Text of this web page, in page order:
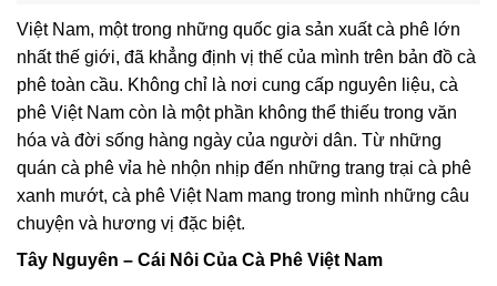
Việt Nam, một trong những quốc gia sản xuất cà phê lớn
nhất thế giới, đã khẳng định vị thế của mình trên bản đồ cà
phê toàn cầu. Không chỉ là nơi cung cấp nguyên liệu, cà
phê Việt Nam còn là một phần không thể thiếu trong văn
hóa và đời sống hàng ngày của người dân. Từ những
quán cà phê vỉa hè nhộn nhịp đến những trang trại cà phê
xanh mướt, cà phê Việt Nam mang trong mình những câu
chuyện và hương vị đặc biệt.
Tây Nguyên – Cái Nôi Của Cà Phê Việt Nam